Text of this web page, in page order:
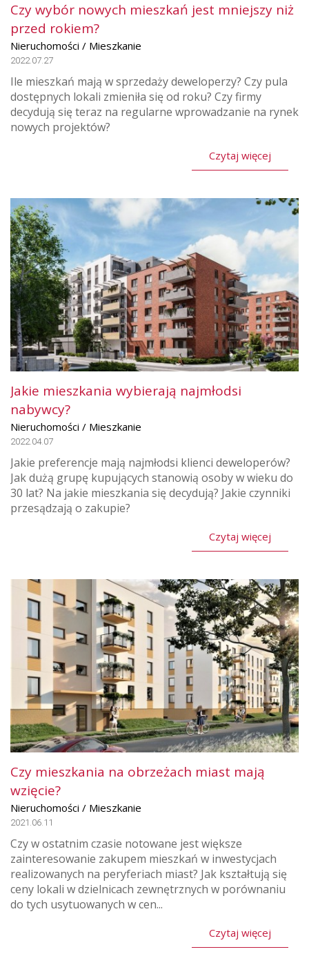
Czy wybór nowych mieszkań jest mniejszy niż
przed rokiem?
Nieruchomości / Mieszkanie
2022.07.27
Ile mieszkań mają w sprzedaży deweloperzy? Czy pula
dostępnych lokali zmieniła się od roku? Czy firmy
decydują się teraz na regularne wprowadzanie na rynek
nowych projektów?
Czytaj więcej
Jakie mieszkania wybierają najmłodsi
nabywcy?
Nieruchomości / Mieszkanie
2022.04.07
Jakie preferencje mają najmłodsi klienci deweloperów?
Jak dużą grupę kupujących stanowią osoby w wieku do
30 lat? Na jakie mieszkania się decydują? Jakie czynniki
przesądzają o zakupie?
Czytaj więcej
Czy mieszkania na obrzeżach miast mają
wzięcie?
Nieruchomości / Mieszkanie
2021.06.11
Czy w ostatnim czasie notowane jest większe
zainteresowanie zakupem mieszkań w inwestycjach
realizowanych na peryferiach miast? Jak kształtują się
ceny lokali w dzielnicach zewnętrznych w porównaniu
do tych usytuowanych w cen...
Czytaj więcej